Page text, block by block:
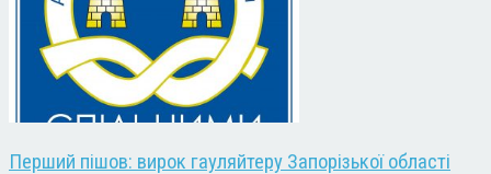
Перший пішов: вирок гауляйтеру Запорізької області